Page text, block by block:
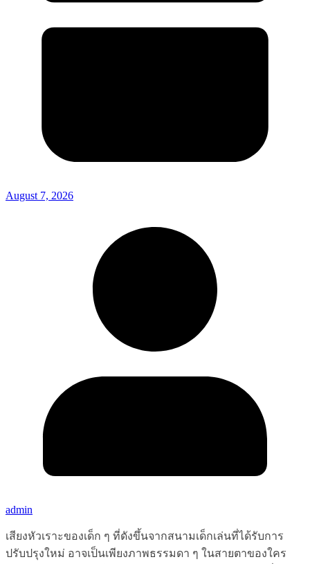
August 7, 2026
admin
เสียงหัวเราะของเด็ก ๆ ที่ดังขึ้นจากสนามเด็กเล่นที่ได้รับการ
ปรับปรุงใหม่ อาจเป็นเพียงภาพธรรมดา ๆ ในสายตาของใคร